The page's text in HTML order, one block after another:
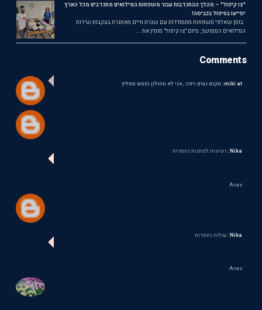
"צו קיפול" – מהלך ההתנדבות עבור משפחות המילואים מתנדבים מכל הארץ
יסייעו בטיפול בכביסה!
בזמן שאלפי משפחות מתמודדות עם שגרת חיים מאתגרת בעקבות שירות
המילואים הממושך, מיזם "צו קיפול" מזמין את ...
Comments
miki at: מקום נעים ויפה , אני לא מחולון וממש ממליץ
Nika: רעיונות למתנות נחמדות
Anex
Nika: עגלות נחמדות
Anex